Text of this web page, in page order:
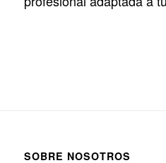
SOBRE NOSOTROS